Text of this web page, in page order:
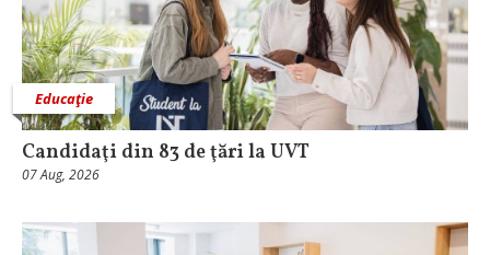
Educaţie
Candidaţi din 83 de ţări la UVT
07 Aug, 2026